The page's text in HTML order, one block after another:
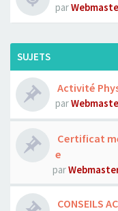
par
SUJETS
Activité
par
Certificat
e
par
CONSEILS